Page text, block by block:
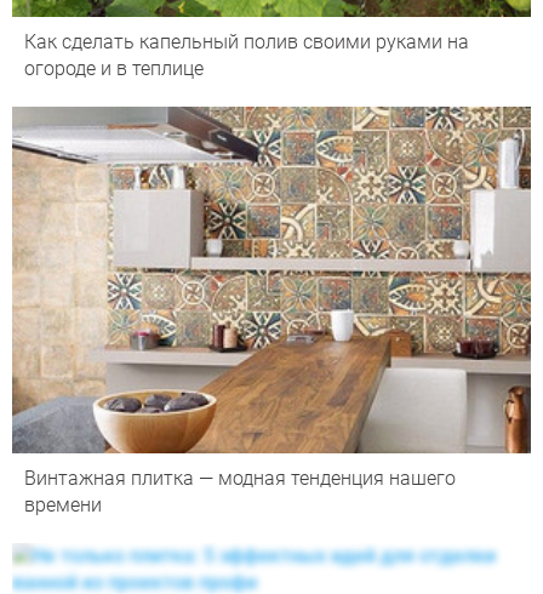
Как сделать капельный полив своими руками на
огороде и в теплице
Винтажная плитка — модная тенденция нашего
времени